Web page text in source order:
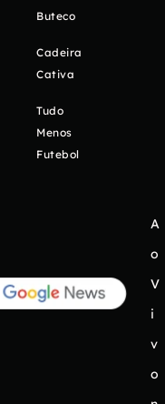
Buteco
Cadeira
Cativa
Tudo
Menos
Futebol
A
o
V
i
v
o